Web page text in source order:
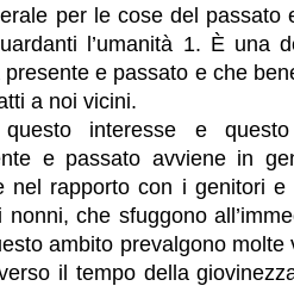
per le cose del
l’umanità 1. È una
e passato e che
a noi vicini.
interesse e
e passato avviene in
nel rapporto con i genitori e
che sfuggono
ambito prevalgono
il tempo della